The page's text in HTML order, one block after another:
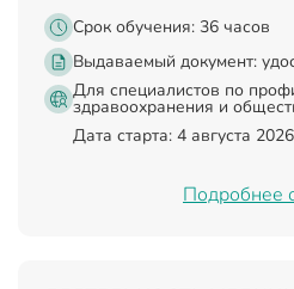
Срок обучения: 36 часов
Выдаваемый документ:
Для специалистов по
здравоохранения и
Дата старта: 4 августа
Подробнее